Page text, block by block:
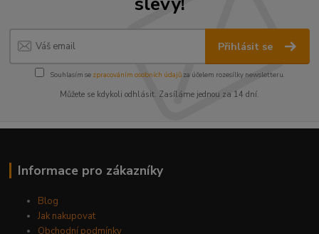
Přihlásit se
Souhlasím se zpracováním osobních údajůza účelem rozesílky newsletteru.
Můžete se kdykoli odhlásit. Zasíláme jednou za 14 dní.
Informace pro zákazníky
Blog
Jak nakupovat
Obchodní podmínky